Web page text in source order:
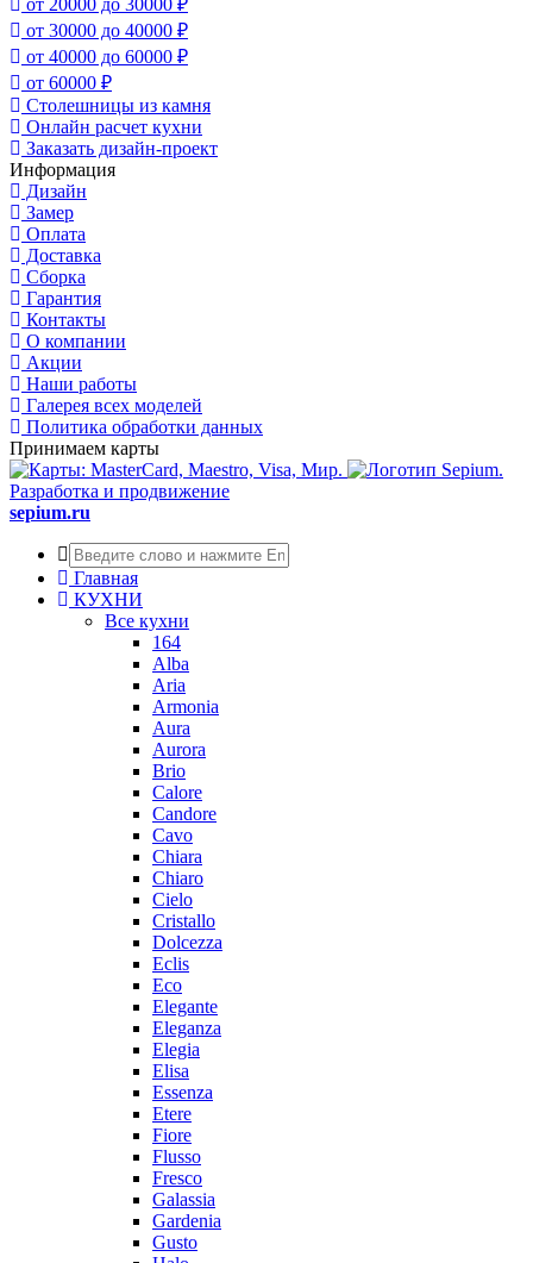
от 20000 до 30000 ₽
от 30000 до 40000 ₽
от 40000 до 60000 ₽
от 60000 ₽
Столешницы из камня
Онлайн расчет кухни
Заказать дизайн-проект
Информация
Дизайн
Замер
Оплата
Доставка
Сборка
Гарантия
Контакты
О компании
Акции
Наши работы
Галерея всех моделей
Политика обработки данных
Принимаем карты
Разработка и продвижение
sepium.ru
Главная
КУХНИ
Все кухни
164
Alba
Aria
Armonia
Aura
Aurora
Brio
Calore
Candore
Cavo
Chiara
Chiaro
Cielo
Cristallo
Dolcezza
Eclis
Eco
Elegante
Eleganza
Elegia
Elisa
Essenza
Etere
Fiore
Flusso
Fresco
Galassia
Gardenia
Gusto